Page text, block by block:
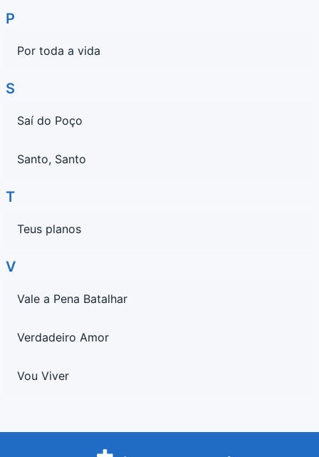
P
Por toda a vida
S
Saí do Poço
Santo, Santo
T
Teus planos
V
Vale a Pena Batalhar
Verdadeiro Amor
Vou Viver